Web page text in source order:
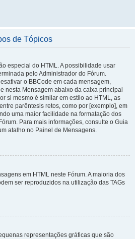
de Tópicos
especial do HTML. A possibilidade usar
pelo Administrador do Fórum.
o BBCode em cada mensagem,
nesta Mensagem abaixo da caixa principal
si mesmo é similar em estilo ao HTML, as
parêntesis retos, como por [exemplo], em
uma maior facilidade na formatação dos
Para mais informações, consulte o Guia
atalho no Painel de Mensagens.
em HTML neste Fórum. A maioria dos
ser reproduzidos na utilização das TAGs
representações gráficas que são